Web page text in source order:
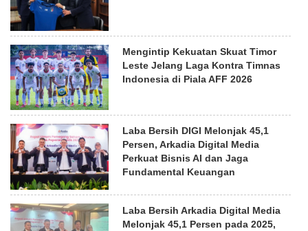
Mengintip Kekuatan Skuat Timor
Leste Jelang Laga Kontra Timnas
Indonesia di Piala AFF 2026
Laba Bersih DIGI Melonjak 45,1
Persen, Arkadia Digital Media
Perkuat Bisnis AI dan Jaga
Fundamental Keuangan
Laba Bersih Arkadia Digital Media
Melonjak 45,1 Persen pada 2025,